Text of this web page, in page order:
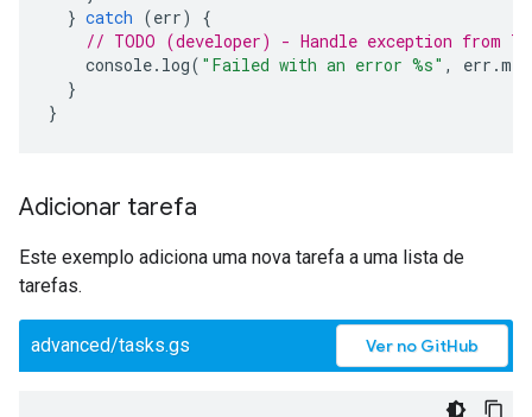
} catch (err)
{
// TODO (developer) - Handle exception from
console. log( "Failed with an error %s" , err .
}
}
Adicionar tarefa
Este exemplo adiciona uma nova tarefa a uma lista de
tarefas.
advanced/tasks.gs Ver no GitHub